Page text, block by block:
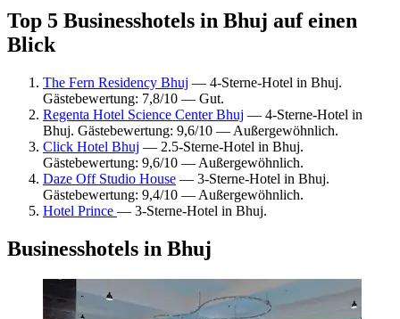
Top 5 Businesshotels in Bhuj auf einen
Blick
The Fern Residency Bhuj — 4-Sterne-Hotel in Bhuj.
Gästebewertung: 7,8/10 — Gut.
Regenta Hotel Science Center Bhuj — 4-Sterne-Hotel in
Bhuj. Gästebewertung: 9,6/10 — Außergewöhnlich.
Click Hotel Bhuj — 2.5-Sterne-Hotel in Bhuj.
Gästebewertung: 9,6/10 — Außergewöhnlich.
Daze Off Studio House — 3-Sterne-Hotel in Bhuj.
Gästebewertung: 9,4/10 — Außergewöhnlich.
Hotel Prince — 3-Sterne-Hotel in Bhuj.
Businesshotels in Bhuj